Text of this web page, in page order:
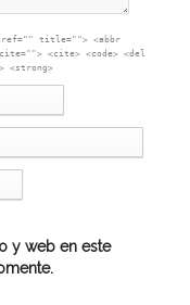
title=""> <abbr
<cite> <code> <del
<strong>
y web en este